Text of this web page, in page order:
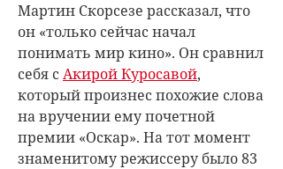
Мартин Скорсезе рассказал, что
он «только сейчас начал
понимать мир кино». Он сравнил
себя сАкирой Куросавой,
который произнес похожие слова
на вручении ему почетной
премии «Оскар». На тот момент
знаменитому режиссеру было 83